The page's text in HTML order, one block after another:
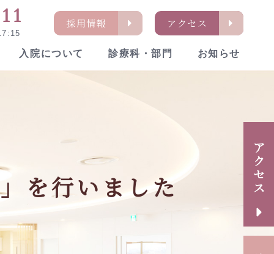
採用情報 アクセス
入院について 診療科・部門 お知らせ
を行いました